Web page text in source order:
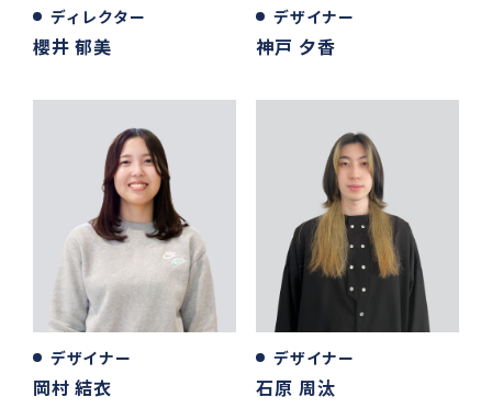
ディレクター
櫻井 郁美
デザイナー
神戸 夕香
デザイナー
岡村 結衣
デザイナー
石原 周汰